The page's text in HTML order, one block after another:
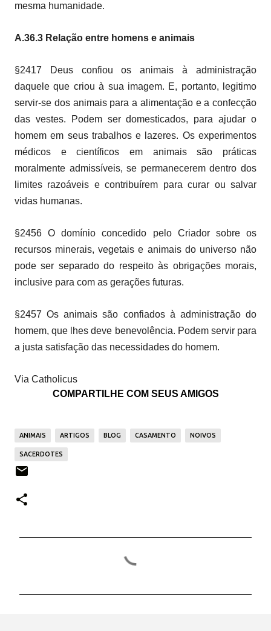
mesma humanidade.
A.36.3 Relação entre homens e animais
§2417 Deus confiou os animais à administração
daquele que criou à sua imagem. E, portanto, legitimo
servir-se dos animais para a alimentação e a confecção
das vestes. Podem ser domesticados, para ajudar o
homem em seus trabalhos e lazeres. Os experimentos
médicos e científicos em animais são práticas
moralmente admissíveis, se permanecerem dentro dos
limites razoáveis e contribuírem para curar ou salvar
vidas humanas.
§2456 O domínio concedido pelo Criador sobre os
recursos minerais, vegetais e animais do universo não
pode ser separado do respeito às obrigações morais,
inclusive para com as gerações futuras.
§2457 Os animais são confiados à administração do
homem, que lhes deve benevolência. Podem servir para
a justa satisfação das necessidades do homem.
Via Catholicus
COMPARTILHE COM SEUS AMIGOS
ANIMAIS ARTIGOS BLOG CASAMENTO NOIVOS
SACERDOTES